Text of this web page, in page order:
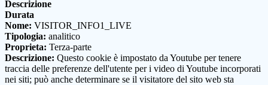
Descrizione
Durata
Nome: VISITOR_INFO1_LIVE
Tipologia: analitico
Proprieta: Terza-parte
Descrizione: Questo cookie è impostato da Youtube per tenere
traccia delle preferenze dell'utente per i video di Youtube incorporati
nei siti; può anche determinare se il visitatore del sito web sta